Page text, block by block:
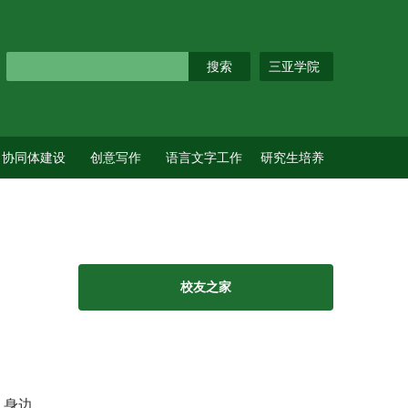
三亚学院
协同体建设 创意写作 语言文字工作 研究生培养
边
校友之家